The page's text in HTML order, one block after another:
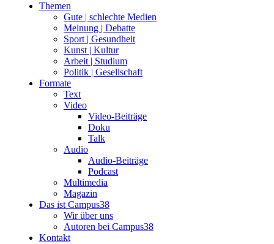
Themen
Gute | schlechte Medien
Meinung | Debatte
Sport | Gesundheit
Kunst | Kultur
Arbeit | Studium
Politik | Gesellschaft
Formate
Text
Video
Video-Beiträge
Doku
Talk
Audio
Audio-Beiträge
Podcast
Multimedia
Magazin
Das ist Campus38
Wir über uns
Autoren bei Campus38
Kontakt